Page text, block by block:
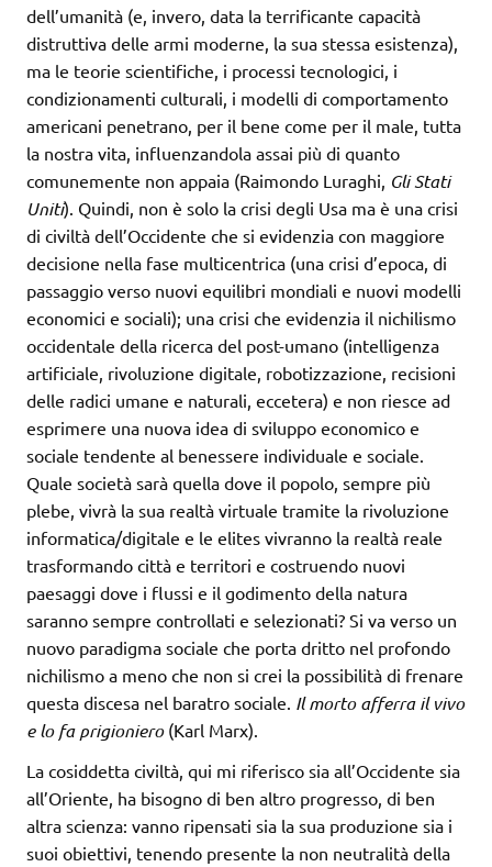
dell’umanità (e, invero, data la terrificante capacità
distruttiva delle armi moderne, la sua stessa esistenza),
ma le teorie scientifiche, i processi tecnologici, i
condizionamenti culturali, i modelli di comportamento
americani penetrano, per il bene come per il male, tutta
la nostra vita, influenzandola assai più di quanto
comunemente non appaia (Raimondo Luraghi, Gli Stati
Uniti). Quindi, non è solo la crisi degli Usa ma è una crisi
di civiltà dell’Occidente che si evidenzia con maggiore
decisione nella fase multicentrica (una crisi d’epoca, di
passaggio verso nuovi equilibri mondiali e nuovi modelli
economici e sociali); una crisi che evidenzia il nichilismo
occidentale della ricerca del post-umano (intelligenza
artificiale, rivoluzione digitale, robotizzazione, recisioni
delle radici umane e naturali, eccetera) e non riesce ad
esprimere una nuova idea di sviluppo economico e
sociale tendente al benessere individuale e sociale.
Quale società sarà quella dove il popolo, sempre più
plebe, vivrà la sua realtà virtuale tramite la rivoluzione
informatica/digitale e le elites vivranno la realtà reale
trasformando città e territori e costruendo nuovi
paesaggi dove i flussi e il godimento della natura
saranno sempre controllati e selezionati? Si va verso un
nuovo paradigma sociale che porta dritto nel profondo
nichilismo a meno che non si crei la possibilità di frenare
questa discesa nel baratro sociale. Il morto afferra il vivo
e lo fa prigioniero(Karl Marx).
La cosiddetta civiltà, qui mi riferisco sia all’Occidente sia
all’Oriente, ha bisogno di ben altro progresso, di ben
altra scienza: vanno ripensati sia la sua produzione sia i
suoi obiettivi, tenendo presente la non neutralità della